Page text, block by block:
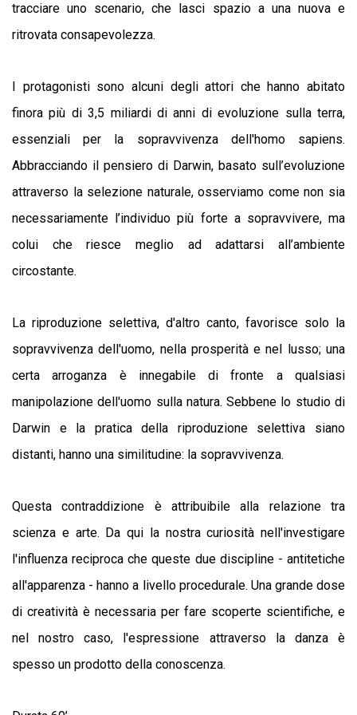
tracciare uno scenario, che lasci spazio a una nuova e
ritrovata consapevolezza.
I protagonisti sono alcuni degli attori che hanno abitato
finora più di 3,5 miliardi di anni di evoluzione sulla terra,
essenziali per la sopravvivenza dell'homo sapiens.
Abbracciando il pensiero di Darwin, basato sull’evoluzione
attraverso la selezione naturale, osserviamo come non sia
necessariamente l’individuo più forte a sopravvivere, ma
colui che riesce meglio ad adattarsi all’ambiente
circostante.
La riproduzione selettiva, d'altro canto, favorisce solo la
sopravvivenza dell'uomo, nella prosperità e nel lusso; una
certa arroganza è innegabile di fronte a qualsiasi
manipolazione dell'uomo sulla natura.Sebbene lo studio di
Darwin e la pratica della riproduzione selettiva siano
distanti, hanno una similitudine: la sopravvivenza.
Questa contraddizione è attribuibile alla relazione tra
scienza e arte. Da qui la nostra curiosità nell'investigare
l'influenza reciproca che queste due discipline - antitetiche
all'apparenza - hanno a livello procedurale. Una grande dose
di creatività è necessaria per fare scoperte scientifiche, e
nel nostro caso, l'espressione attraverso la danza è
spesso un prodotto della conoscenza.